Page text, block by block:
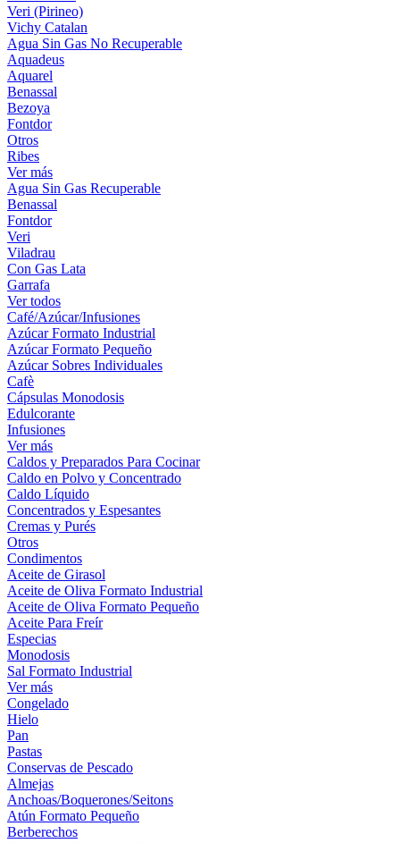
Veri (Pirineo)
Vichy Catalan
Agua Sin Gas No Recuperable
Aquadeus
Aquarel
Benassal
Bezoya
Fontdor
Otros
Ribes
Ver más
Agua Sin Gas Recuperable
Benassal
Fontdor
Veri
Viladrau
Con Gas Lata
Garrafa
Ver todos
Café/Azúcar/Infusiones
Azúcar Formato Industrial
Azúcar Formato Pequeño
Azúcar Sobres Individuales
Cafè
Cápsulas Monodosis
Edulcorante
Infusiones
Ver más
Caldos y Preparados Para Cocinar
Caldo en Polvo y Concentrado
Caldo Líquido
Concentrados y Espesantes
Cremas y Purés
Otros
Condimentos
Aceite de Girasol
Aceite de Oliva Formato Industrial
Aceite de Oliva Formato Pequeño
Aceite Para Freír
Especias
Monodosis
Sal Formato Industrial
Ver más
Congelado
Hielo
Pan
Pastas
Conservas de Pescado
Almejas
Anchoas/Boquerones/Seitons
Atún Formato Pequeño
Berberechos